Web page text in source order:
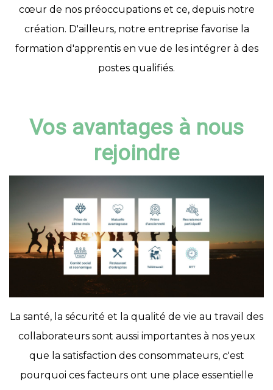
cœur de nos préoccupations et ce, depuis notre
création. D'ailleurs, notre entreprise favorise la
formation d'apprentis en vue de les intégrer à des
postes qualifiés.
Vos avantages à nous
rejoindre
La santé, la sécurité et la qualité de vie au travail des
collaborateurs sont aussi importantes à nos yeux
que la satisfaction des consommateurs, c'est
pourquoi ces facteurs ont une place essentielle